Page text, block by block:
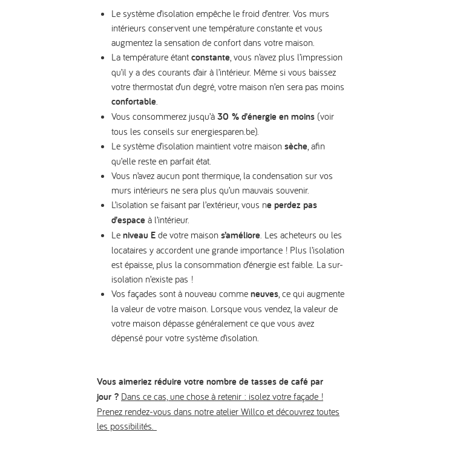
Le système d’isolation empêche le froid d’entrer. Vos murs
intérieurs conservent une température constante et vous
augmentez la sensation de confort dans votre maison.
La température étant constante, vous n’avez plus l’impression
qu’il y a des courants d’air à l’intérieur. Même si vous baissez
votre thermostat d’un degré, votre maison n’en sera pas moins
confortable.
Vous consommerez jusqu’à 30 % d’énergieen moins (voir
tous les conseils sur energiesparen.be).
Le système d’isolation maintient votre maison sèche, afin
qu’elle reste en parfait état.
Vous n’avez aucun pont thermique, la condensation sur vos
murs intérieurs ne sera plus qu’un mauvais souvenir.
L’isolation se faisant par l’extérieur, vous ne perdez pas
d’espace à l’intérieur.
Le niveau E de votre maison s’améliore. Les acheteurs ou les
locataires y accordent une grande importance ! Plus l’isolation
est épaisse, plus la consommation d’énergie est faible. La sur-
isolation n’existe pas !
Vos façades sont à nouveau comme neuves, ce qui augmente
la valeur de votre maison. Lorsque vous vendez, la valeur de
votre maison dépasse généralement ce que vous avez
dépensé pour votre système d’isolation.
Vous aimeriez réduire votre nombre de tasses de café par
jour ? Dans ce cas, une chose à retenir : isolez votre façade !
Prenez rendez-vous dans notre atelier Willco et découvrez toutes
les possibilités.